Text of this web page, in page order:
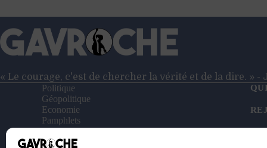
puissance »
–
Entretien
avec
général
Vincent
Desportes
« Le courage, c'est de chercher la vérité et de la dire. » -
Politique
Géopolitique
Economie
Pamphlets
Entretiens
Reportages